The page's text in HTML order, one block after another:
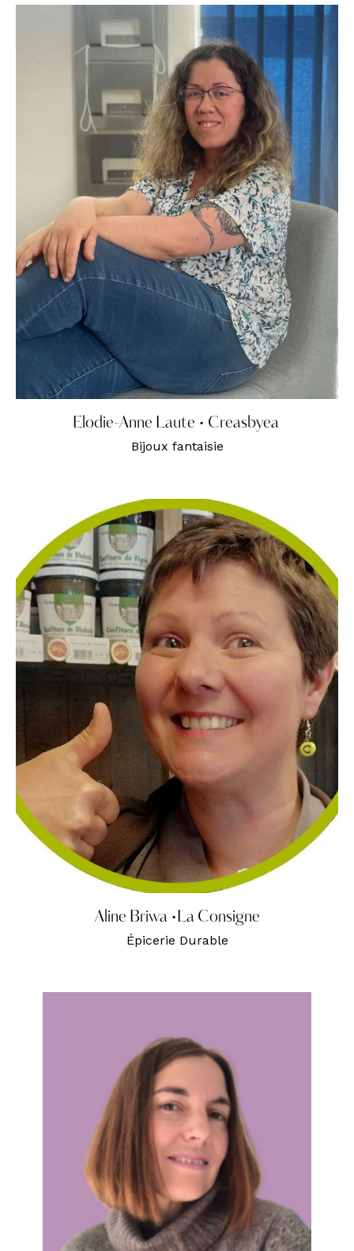
Elodie-Anne Laute • Creasbyea
Bijoux fantaisie
Aline Briwa •La Consigne
Épicerie Durable